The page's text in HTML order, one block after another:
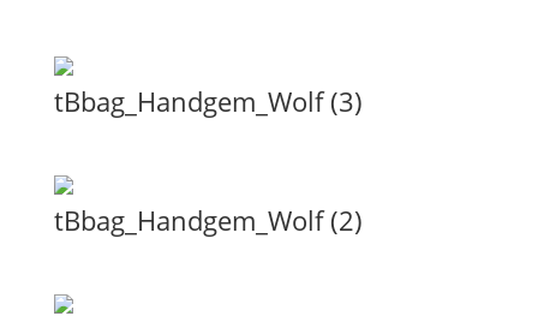
tBbag_Handgem_Wolf (3)
tBbag_Handgem_Wolf (2)